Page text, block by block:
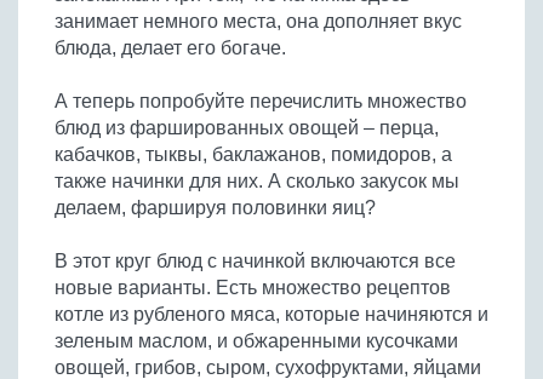
занимает немного места, она дополняет вкус
блюда, делает его богаче.
А теперь попробуйте перечислить множество
блюд из фаршированных овощей – перца,
кабачков, тыквы, баклажанов, помидоров, а
также начинки для них. А сколько закусок мы
делаем, фаршируя половинки яиц?
В этот круг блюд с начинкой включаются все
новые варианты. Есть множество рецептов
котле из рубленого мяса, которые начиняются и
зеленым маслом, и обжаренными кусочками
овощей, грибов, сыром, сухофруктами, яйцами